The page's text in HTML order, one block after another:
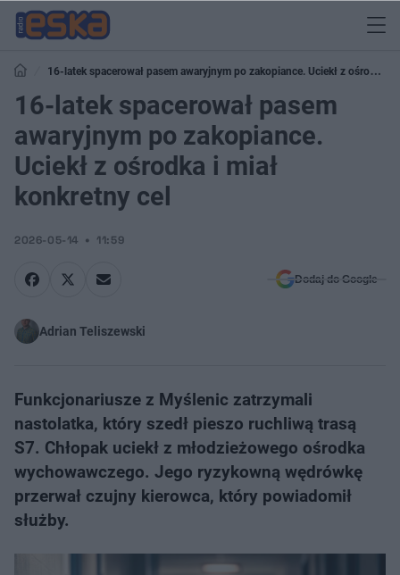
16-latek spacerował pasem awaryjnym po zakopiance. Uciekł z ośrodka i
miał konkretny cel
16-latek spacerował pasem
awaryjnym po zakopiance.
Uciekł z ośrodka i miał
konkretny cel
2026-05-14 11:59
Dodaj do Google
Adrian Teliszewski
Funkcjonariusze z Myślenic zatrzymali
nastolatka, który szedł pieszo ruchliwą trasą
S7. Chłopak uciekł z młodzieżowego ośrodka
wychowawczego. Jego ryzykowną wędrówkę
przerwał czujny kierowca, który powiadomił
służby.